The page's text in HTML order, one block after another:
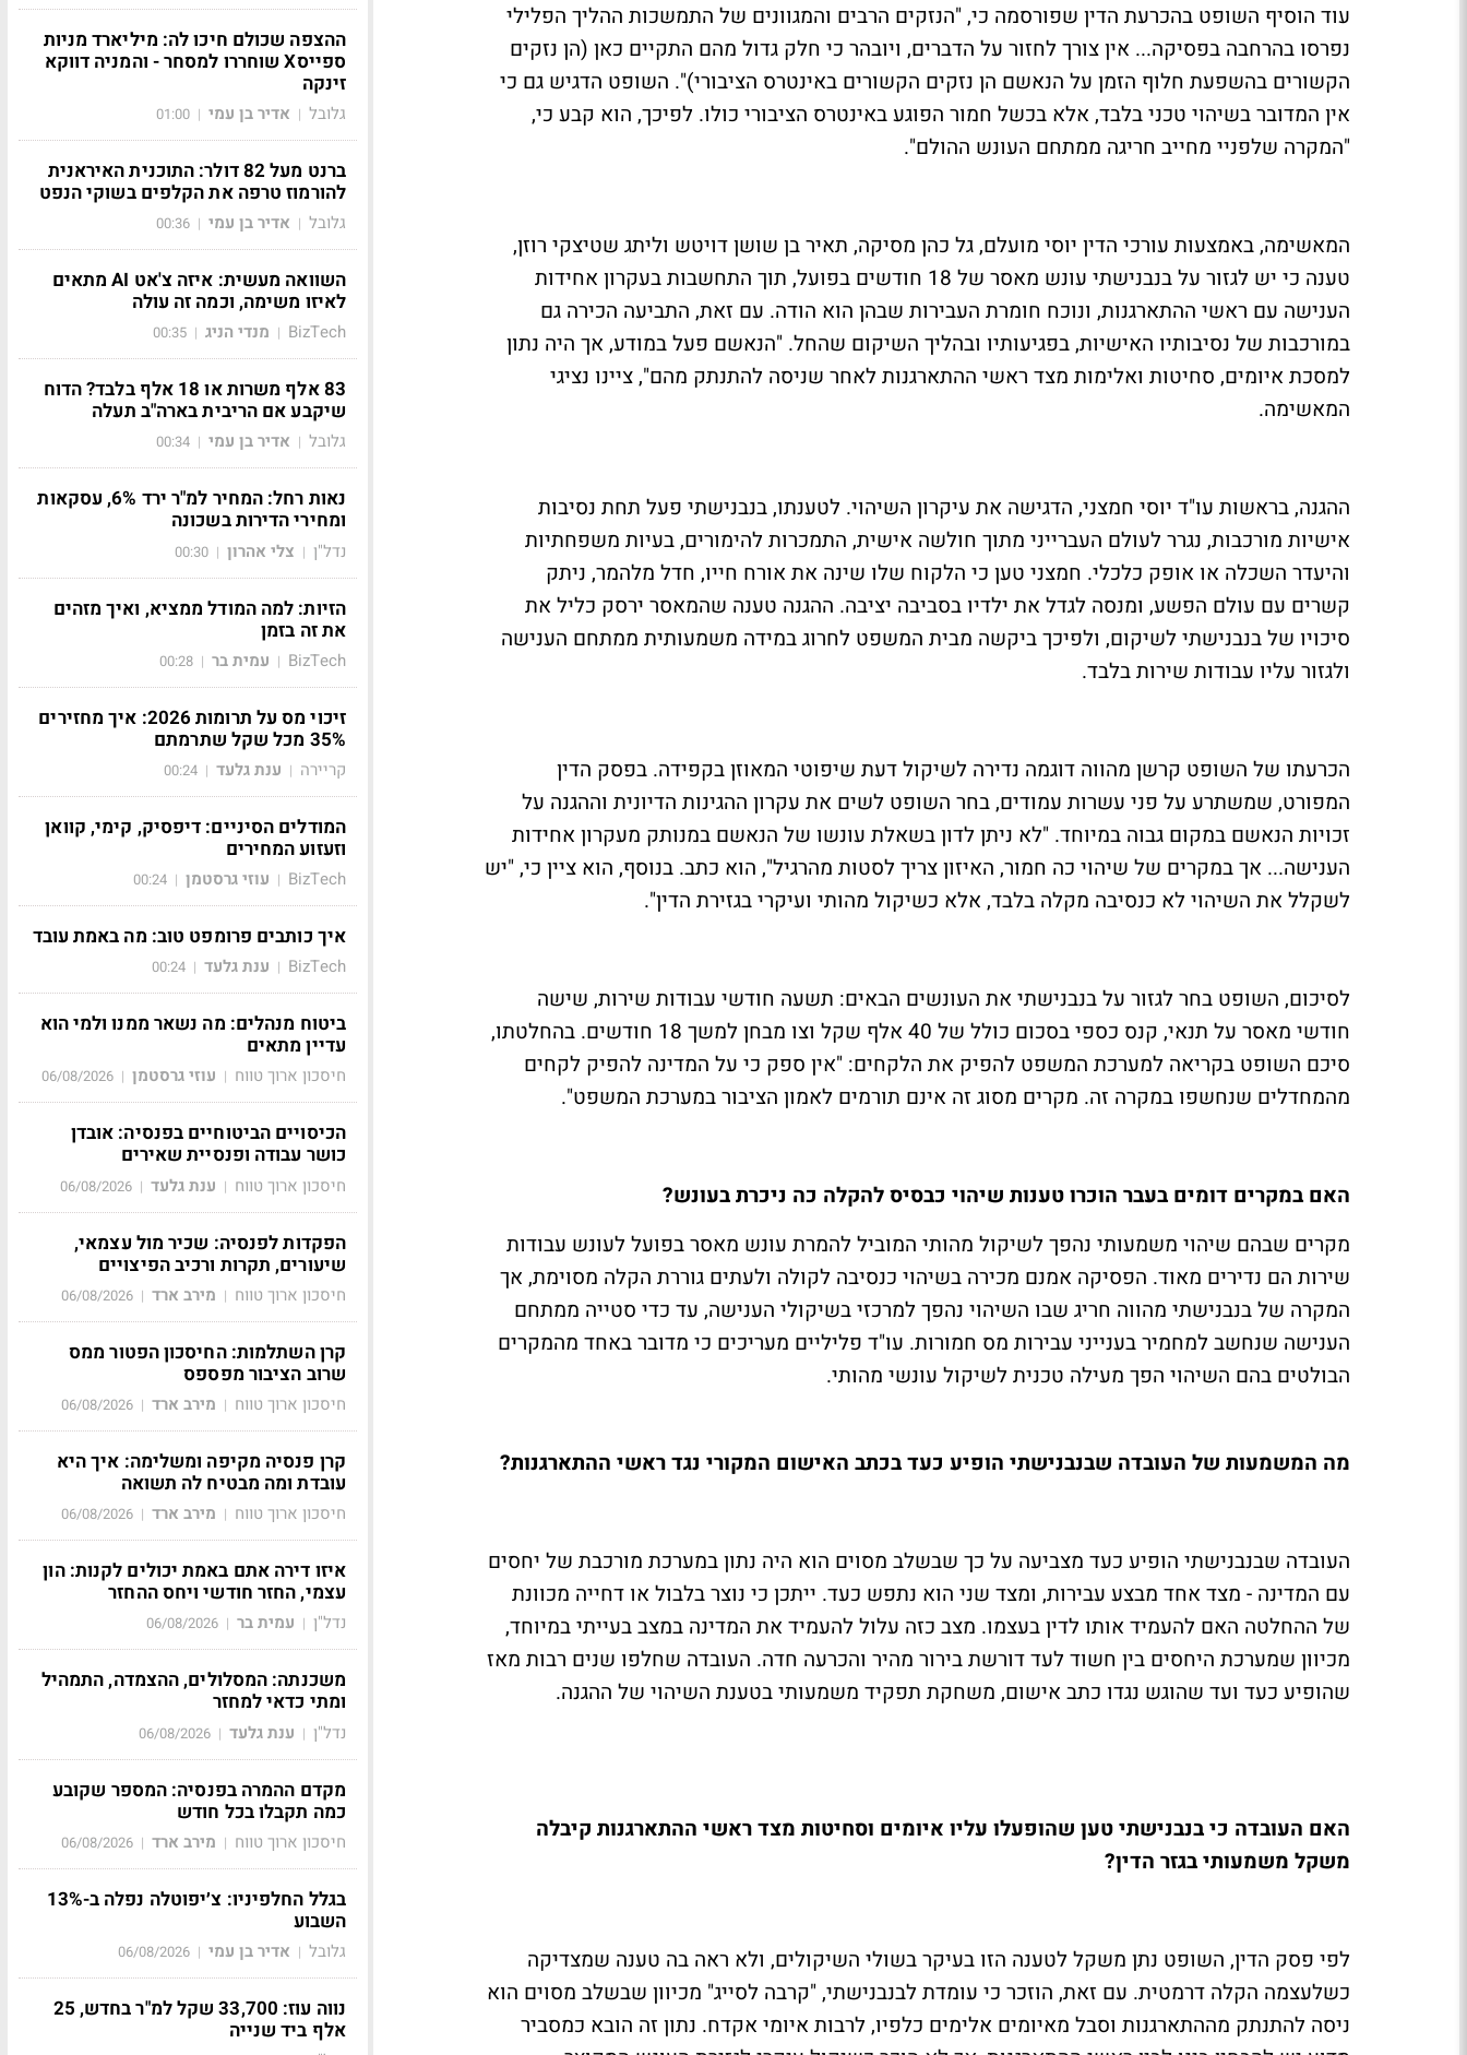
עוד הוסיף השופט בהכרעת הדין שפורסמה כי, "הנזקים הרבים והמגוונים של התמשכות ההליך הפלילי
נפרסו בהרחבה בפסיקה... אין צורך לחזור על הדברים, ויובהר כי חלק גדול מהם התקיים כאן (הן נזקים
הקשורים בהשפעת חלוף הזמן על הנאשם הן נזקים הקשורים באינטרס הציבורי)". השופט הדגיש גם כי
אין המדובר בשיהוי טכני בלבד, אלא בכשל חמור הפוגע באינטרס הציבורי כולו. לפיכך, הוא קבע כי,
"המקרה שלפניי מחייב חריגה ממתחם העונש ההולם".
המאשימה, באמצעות עורכי הדין יוסי מועלם, גל כהן מסיקה, תאיר בן שושן דויטש וליתג שטיצקי רוזן,
טענה כי יש לגזור על בנבנישתי עונש מאסר של 18 חודשים בפועל, תוך התחשבות בעקרון אחידות
הענישה עם ראשי ההתארגנות, ונוכח חומרת העבירות שבהן הוא הודה. עם זאת, התביעה הכירה גם
במורכבות של נסיבותיו האישיות, בפגיעותיו ובהליך השיקום שהחל. "הנאשם פעל במודע, אך היה נתון
למסכת איומים, סחיטות ואלימות מצד ראשי ההתארגנות לאחר שניסה להתנתק מהם", ציינו נציגי
המאשימה.
ההגנה, בראשות עו"ד יוסי חמצני, הדגישה את עיקרון השיהוי. לטענתו, בנבנישתי פעל תחת נסיבות
אישיות מורכבות, נגרר לעולם העברייני מתוך חולשה אישית, התמכרות להימורים, בעיות משפחתיות
והיעדר השכלה או אופק כלכלי. חמצני טען כי הלקוח שלו שינה את אורח חייו, חדל מלהמר, ניתק
קשרים עם עולם הפשע, ומנסה לגדל את ילדיו בסביבה יציבה. ההגנה טענה שהמאסר ירסק כליל את
סיכויו של בנבנישתי לשיקום, ולפיכך ביקשה מבית המשפט לחרוג במידה משמעותית ממתחם הענישה
ולגזור עליו עבודות שירות בלבד.
הכרעתו של השופט קרשן מהווה דוגמה נדירה לשיקול דעת שיפוטי המאוזן בקפידה. בפסק הדין
המפורט, שמשתרע על פני עשרות עמודים, בחר השופט לשים את עקרון ההגינות הדיונית וההגנה על
זכויות הנאשם במקום גבוה במיוחד. "לא ניתן לדון בשאלת עונשו של הנאשם במנותק מעקרון אחידות
הענישה... אך במקרים של שיהוי כה חמור, האיזון צריך לסטות מהרגיל", הוא כתב. בנוסף, הוא ציין כי, "יש
לשקלל את השיהוי לא כנסיבה מקלה בלבד, אלא כשיקול מהותי ועיקרי בגזירת הדין".
לסיכום, השופט בחר לגזור על בנבנישתי את העונשים הבאים: תשעה חודשי עבודות שירות, שישה
חודשי מאסר על תנאי, קנס כספי בסכום כולל של 40 אלף שקל וצו מבחן למשך 18 חודשים. בהחלטתו,
סיכם השופט בקריאה למערכת המשפט להפיק את הלקחים: "אין ספק כי על המדינה להפיק לקחים
מהמחדלים שנחשפו במקרה זה. מקרים מסוג זה אינם תורמים לאמון הציבור במערכת המשפט".
האם במקרים דומים בעבר הוכרו טענות שיהוי כבסיס להקלה כה ניכרת בעונש?
מקרים שבהם שיהוי משמעותי נהפך לשיקול מהותי המוביל להמרת עונש מאסר בפועל לעונש עבודות
שירות הם נדירים מאוד. הפסיקה אמנם מכירה בשיהוי כנסיבה לקולה ולעתים גוררת הקלה מסוימת, אך
המקרה של בנבנישתי מהווה חריג שבו השיהוי נהפך למרכזי בשיקולי הענישה, עד כדי סטייה ממתחם
הענישה שנחשב למחמיר בענייני עבירות מס חמורות. עו"ד פליליים מעריכים כי מדובר באחד מהמקרים
הבולטים בהם השיהוי הפך מעילה טכנית לשיקול עונשי מהותי.
מה המשמעות של העובדה שבנבנישתי הופיע כעד בכתב האישום המקורי נגד ראשי ההתארגנות?
העובדה שבנבנישתי הופיע כעד מצביעה על כך שבשלב מסוים הוא היה נתון במערכת מורכבת של יחסים
עם המדינה - מצד אחד מבצע עבירות, ומצד שני הוא נתפש כעד. ייתכן כי נוצר בלבול או דחייה מכוונת
של ההחלטה האם להעמיד אותו לדין בעצמו. מצב כזה עלול להעמיד את המדינה במצב בעייתי במיוחד,
מכיוון שמערכת היחסים בין חשוד לעד דורשת בירור מהיר והכרעה חדה. העובדה שחלפו שנים רבות מאז
שהופיע כעד ועד שהוגש נגדו כתב אישום, משחקת תפקיד משמעותי בטענת השיהוי של ההגנה.
האם העובדה כי בנבנישתי טען שהופעלו עליו איומים וסחיטות מצד ראשי ההתארגנות קיבלה
משקל משמעותי בגזר הדין?
לפי פסק הדין, השופט נתן משקל לטענה הזו בעיקר בשולי השיקולים, ולא ראה בה טענה שמצדיקה
כשלעצמה הקלה דרמטית. עם זאת, הוזכר כי עומדת לבנבנישתי, "קרבה לסייג" מכיוון שבשלב מסוים הוא
ניסה להתנתק מההתארגנות וסבל מאיומים אלימים כלפיו, לרבות איומי אקדח. נתון זה הובא כמסביר
ההצפה שכולם חיכו לה: מיליארד מניות
ספייסX שוחררו למסחר - והמניה דווקא
זינקה
גלובל | אדיר בן עמי |
01:00
ברנט מעל 82 דולר: התוכנית האיראנית
להורמוז טרפה את הקלפים בשוקי הנפט
גלובל | אדיר בן עמי |
00:36
השוואה מעשית: איזה צ'אט AI מתאים
לאיזו משימה, וכמה זה עולה
BizTech
| מנדי הניג |
00:35
83 אלף משרות או 18 אלף בלבד? הדוח
שיקבע אם הריבית בארה"ב תעלה
גלובל | אדיר בן עמי |
00:34
נאות רחל: המחיר למ"ר ירד 6%, עסקאות
ומחירי הדירות בשכונה
נדל"ן | צלי אהרון |
00:30
הזיות: למה המודל ממציא, ואיך מזהים
את זה בזמן
BizTech
| עמית בר |
00:28
זיכוי מס על תרומות 2026: איך מחזירים
35% מכל שקל שתרמתם
קריירה | ענת גלעד |
00:24
המודלים הסיניים: דיפסיק, קימי, קוואן
וזעזוע המחירים
BizTech
| עוזי גרסטמן |
00:24
איך כותבים פרומפט טוב: מה באמת עובד
BizTech
| ענת גלעד |
00:24
ביטוח מנהלים: מה נשאר ממנו ולמי הוא
עדיין מתאים
חיסכון ארוך טווח | עוזי גרסטמן |
06/08/2026
הכיסויים הביטוחיים בפנסיה: אובדן
כושר עבודה ופנסיית שאירים
חיסכון ארוך טווח | ענת גלעד |
06/08/2026
הפקדות לפנסיה: שכיר מול עצמאי,
שיעורים, תקרות ורכיב הפיצויים
חיסכון ארוך טווח | מירב ארד |
06/08/2026
קרן השתלמות: החיסכון הפטור ממס
שרוב הציבור מפספס
חיסכון ארוך טווח | מירב ארד |
06/08/2026
קרן פנסיה מקיפה ומשלימה: איך היא
עובדת ומה מבטיח לה תשואה
חיסכון ארוך טווח | מירב ארד |
06/08/2026
איזו דירה אתם באמת יכולים לקנות: הון
עצמי, החזר חודשי ויחס ההחזר
נדל"ן | עמית בר |
06/08/2026
משכנתה: המסלולים, ההצמדה, התמהיל
ומתי כדאי למחזר
נדל"ן | ענת גלעד |
06/08/2026
מקדם ההמרה בפנסיה: המספר שקובע
כמה תקבלו בכל חודש
חיסכון ארוך טווח | מירב ארד |
06/08/2026
בגלל החלפיניו: צ׳יפוטלה נפלה ב-13%
השבוע
גלובל | אדיר בן עמי |
06/08/2026
נווה עוז: 33,700 שקל למ"ר בחדש, 25
אלף ביד שנייה